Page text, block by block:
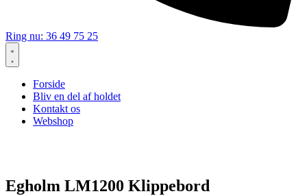
Ring nu: 36 49 75 25
Forside
Bliv en del af holdet
Kontakt os
Webshop
Egholm LM1200 Klippebord